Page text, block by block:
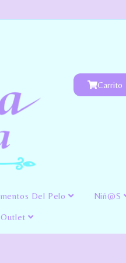
Carrito
Del Pelo Niñ@s
Outlet